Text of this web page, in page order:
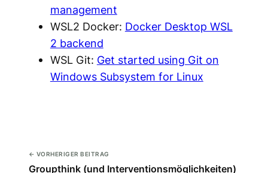
management
WSL2 Docker: Docker Desktop WSL
2 backend
WSL Git: Get started using Git on
Windows Subsystem for Linux
← VORHERIGER BEITRAG
Groupthink (und Interventionsmöglichkeiten)